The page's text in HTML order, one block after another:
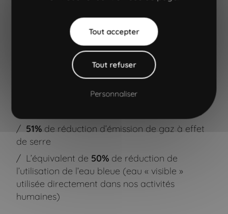
Une éco conception mesurée et
de réduction sur les parcours
utilisateurs (longueur, temps de chargement,
de gain sur les indicateurs techniques
51% de réduction d’émission de gaz à effet
de serre
L’équivalent de 50% de réduction de
l’utilisation de l’eau bleue (eau « visible »
utilisée directement dans nos activités
humaines)
Tout accepter
Tout refuser
Personnaliser